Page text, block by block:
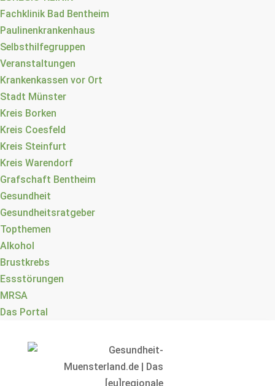
Fachklinik Bad Bentheim
Paulinenkrankenhaus
Selbsthilfegruppen
Veranstaltungen
Krankenkassen vor Ort
Stadt Münster
Kreis Borken
Kreis Coesfeld
Kreis Steinfurt
Kreis Warendorf
Grafschaft Bentheim
Gesundheit
Gesundheitsratgeber
Topthemen
Alkohol
Brustkrebs
Essstörungen
MRSA
Das Portal